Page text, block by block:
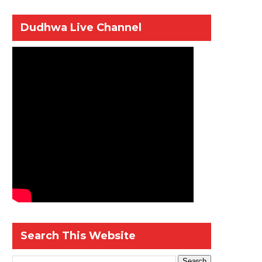
Dudhwa Live Channel
Search This Website